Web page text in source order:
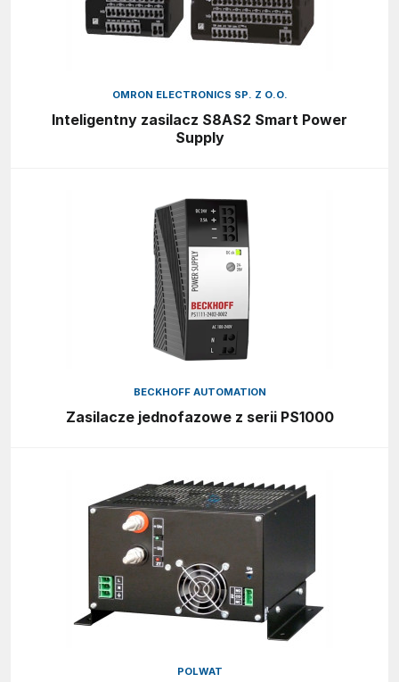
OMRON ELECTRONICS SP. Z O.O.
Inteligentny zasilacz S8AS2 Smart Power
Supply
BECKHOFF AUTOMATION
Zasilacze jednofazowe z serii PS1000
POLWAT